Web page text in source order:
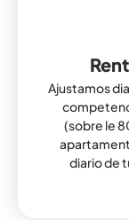
Ajustamos
(sobre le
diario de